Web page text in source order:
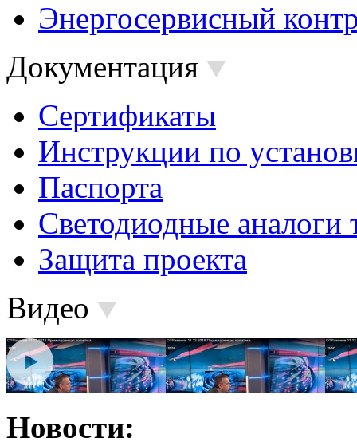
Энергосервисный
Документация
Сертификаты
Инструкции по
Паспорта
Светодиодные аналоги
Защита проекта
Видео
Новости: